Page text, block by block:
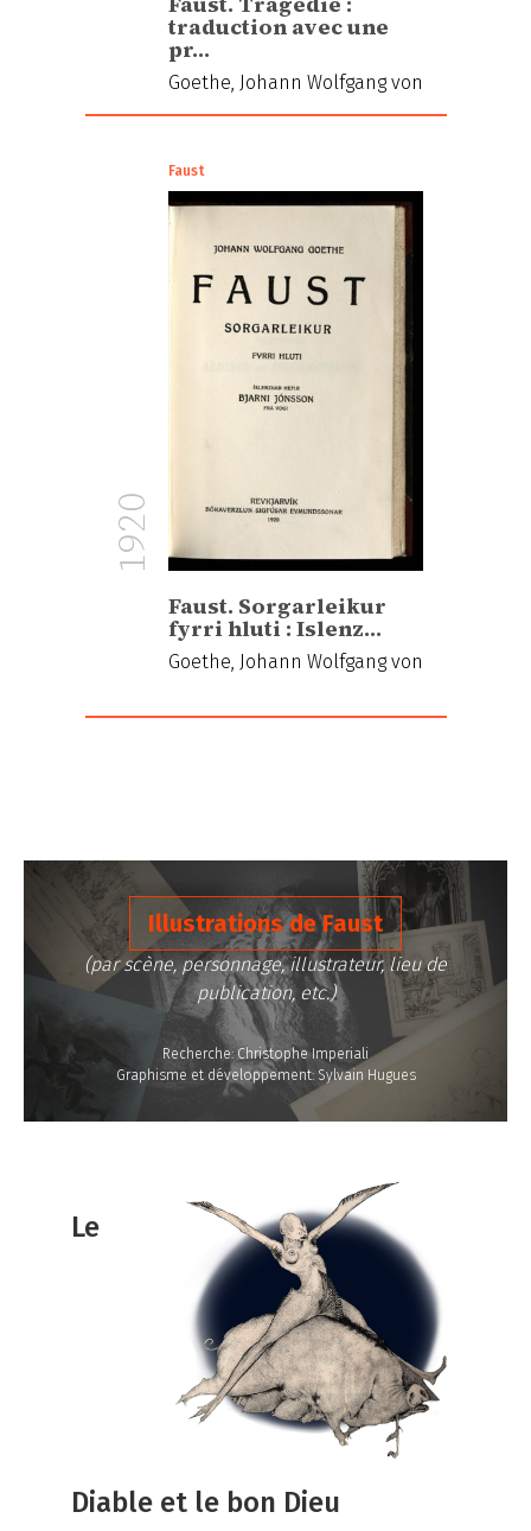
traduction avec une
pr…
Goethe, Johann Wolfgang von
Faust
1920
Faust. Sorgarleikur
fyrri hluti : Islenz…
Goethe, Johann Wolfgang von
Illustrations de Faust
(par scène, personnage, illustrateur, lieu de
publication, etc.)
Recherche: Christophe Imperiali
Graphisme et développement: Sylvain Hugues
Le
Diable et le bon Dieu